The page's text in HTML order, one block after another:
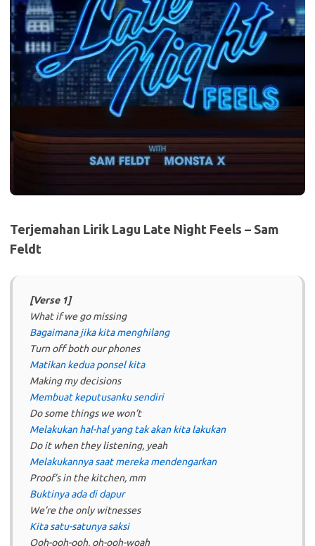
Terjemahan Lirik Lagu Late Night Feels – Sam
Feldt
[Verse 1]
What if we go missing
Bagaimana jika kita menghilang
Turn off both our phones
Matikan kedua ponsel kita
Making my decisions
Membuat keputusanku sendiri
Do some things we won’t
Melakukan hal-hal yang tak akan kita lakukan
Do it when they listening, yeah
Melakukannya saat mereka mendengarkan
Proof’s in the kitchen, mm
Buktinya ada di dapur
We’re the only witnesses
Kita satu-satunya saksi
Ooh-ooh-ooh, oh-ooh-woah